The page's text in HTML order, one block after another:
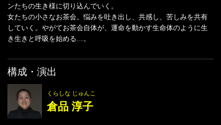
ンたちの生き様に切り込んでいく。
女たちの小さなお茶会。悩みを吐き出し、共感し、苦しみを共有
していく。やがてお茶会自体が、運命を動かす生命体のように生
き生きと呼吸を始める…。
構成・演出
くらしな じゅんこ
倉品 淳子